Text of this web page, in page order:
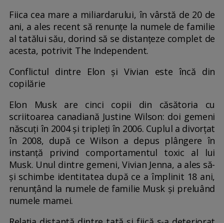
Fiica cea mare a miliardarului, în vârstă de 20 de
ani, a ales recent să renunțe la numele de familie
al tatălui său, dorind să se distanțeze complet de
acesta, potrivit The Independent.
Conflictul dintre Elon și Vivian este încă din
copilărie
Elon Musk are cinci copii din căsătoria cu
scriitoarea canadiană Justine Wilson: doi gemeni
născuți în 2004 și tripleți în 2006. Cuplul a divorțat
în 2008, după ce Wilson a depus plângere în
instanță privind comportamentul toxic al lui
Musk. Unul dintre gemeni, Vivian Jenna, a ales să-
și schimbe identitatea după ce a împlinit 18 ani,
renunțând la numele de familie Musk și preluând
numele mamei.